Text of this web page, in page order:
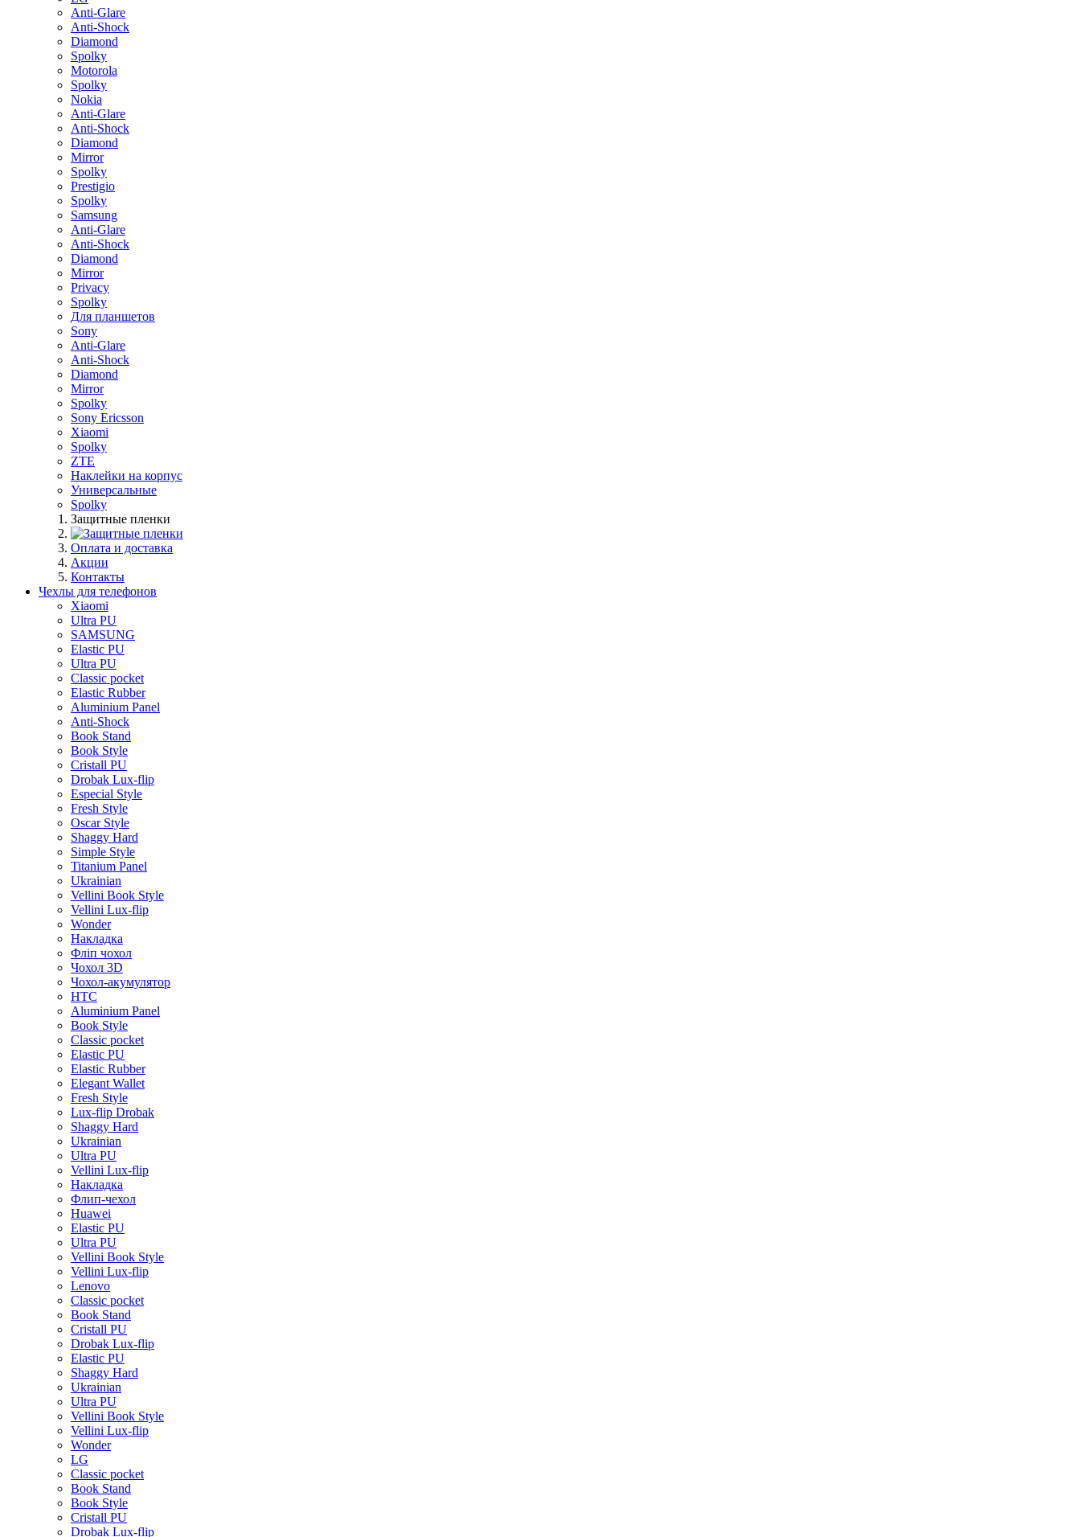
Anti-Glare
Anti-Shock
Diamond
Spolky
Motorola
Spolky
Nokia
Anti-Glare
Anti-Shock
Diamond
Mirror
Spolky
Prestigio
Spolky
Samsung
Anti-Glare
Anti-Shock
Diamond
Mirror
Privacy
Spolky
Для планшетов
Sony
Anti-Glare
Anti-Shock
Diamond
Mirror
Spolky
Sony Ericsson
Xiaomi
Spolky
ZTE
Наклейки на корпус
Универсальные
Spolky
Защитные пленки
Оплата и доставка
Акции
Контакты
Чехлы для телефонов
Xiaomi
Ultra PU
SAMSUNG
Elastic PU
Ultra PU
Classic pocket
Elastic Rubber
Aluminium Panel
Anti-Shock
Book Stand
Book Style
Cristall PU
Drobak Lux-flip
Especial Style
Fresh Style
Oscar Style
Shaggy Hard
Simple Style
Titanium Panel
Ukrainian
Vellini Book Style
Vellini Lux-flip
Wonder
Накладка
Фліп чохол
Чохол 3D
Чохол-акумулятор
HTC
Aluminium Panel
Book Style
Classic pocket
Elastic PU
Elastic Rubber
Elegant Wallet
Fresh Style
Lux-flip Drobak
Shaggy Hard
Ukrainian
Ultra PU
Vellini Lux-flip
Накладка
Флип-чехол
Huawei
Elastic PU
Ultra PU
Vellini Book Style
Vellini Lux-flip
Lenovo
Classic pocket
Book Stand
Cristall PU
Drobak Lux-flip
Elastic PU
Shaggy Hard
Ukrainian
Ultra PU
Vellini Book Style
Vellini Lux-flip
Wonder
LG
Classic pocket
Book Stand
Book Style
Cristall PU
Drobak Lux-flip